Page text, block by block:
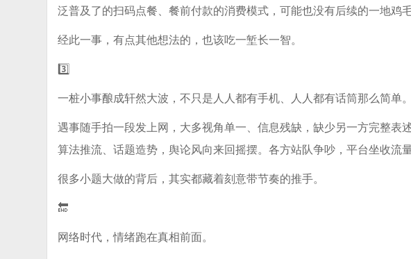
泛普及了的扫码点餐、餐前付款的消费模式，可能也没有后续的一地鸡毛
经此一事，有点其他想法的，也该吃一堑长一智。
3️⃣
一桩小事酿成轩然大波，不只是人人都有手机、人人都有话筒那么简单。
遇事随手拍一段发上网，大多视角单一、信息残缺，缺少另一方完整表
算法推流、话题造势，舆论风向来回摇摆。各方站队争吵，平台坐收流量
很多小题大做的背后，其实都藏着刻意带节奏的推手。
🔚
网络时代，情绪跑在真相前面。